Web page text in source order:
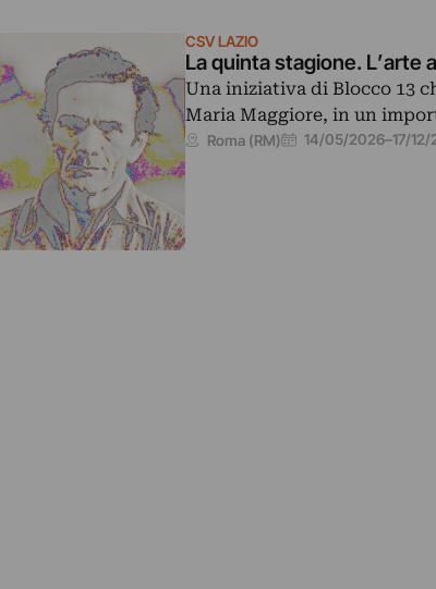
CSV LAZIO
La quinta stagione. L’arte
Una iniziativa di Blocco 13
Maria Maggiore, in un
Roma (RM) 14/05/2026–17/